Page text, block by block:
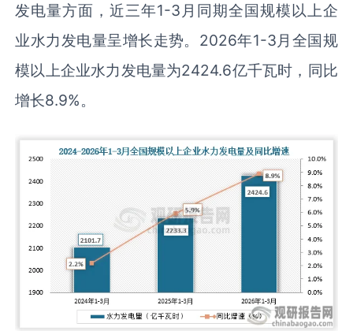
发电量方面，近三年1-3月同期全国规模以上企
业水力发电量呈增长走势。2026年1-3月全国规
模以上企业水力发电量为2424.6亿千瓦时，同比
增长8.9%。